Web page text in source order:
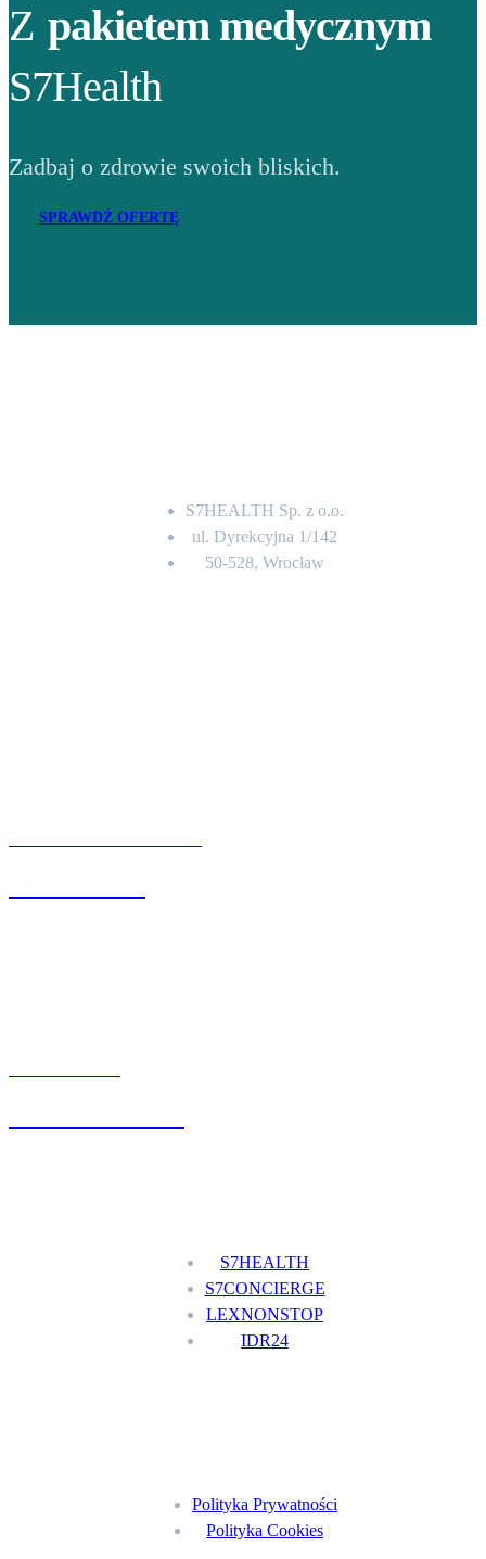
Z pakietem medycznym
S7Health
Zadbaj o zdrowie swoich bliskich.
SPRAWDŹ OFERTĘ
S7HEALTH Sp. z o.o.
ul. Dyrekcyjna 1/142
50-528, Wrocław
S7HEALTH
S7CONCIERGE
LEXNONSTOP
IDR24
Polityka Prywatności
Polityka Cookies